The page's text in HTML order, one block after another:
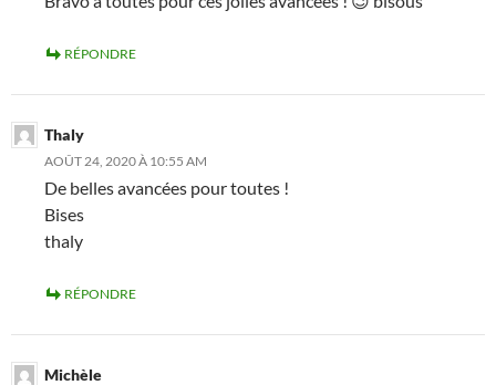
RÉPONDRE
Thaly
AOÛT 24, 2020 À 10:55 AM
De belles avancées pour toutes !
Bises
thaly
RÉPONDRE
Michèle